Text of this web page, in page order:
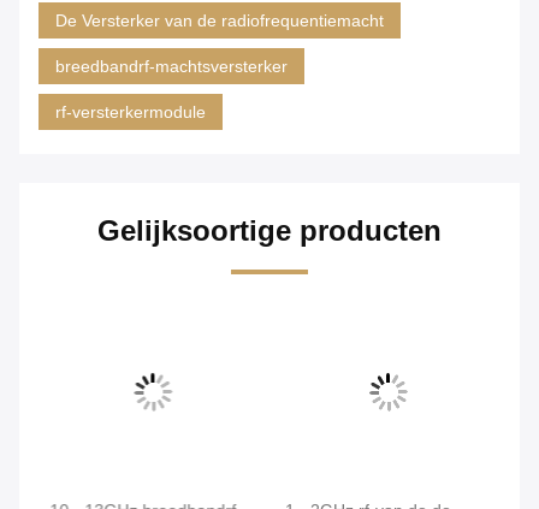
De Versterker van de radiofrequentiemacht
breedbandrf-machtsversterker
rf-versterkermodule
Gelijksoortige producten